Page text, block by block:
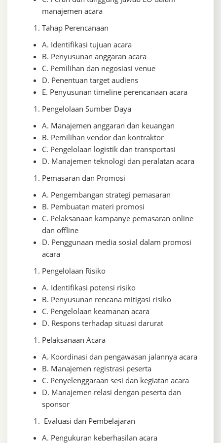
manajemen acara
Tahap Perencanaan
A. Identifikasi tujuan acara
B. Penyusunan anggaran acara
C. Pemilihan dan negosiasi venue
D. Penentuan target audiens
E. Penyusunan timeline perencanaan acara
Pengelolaan Sumber Daya
A. Manajemen anggaran dan keuangan
B. Pemilihan vendor dan kontraktor
C. Pengelolaan logistik dan transportasi
D. Manajemen teknologi dan peralatan acara
Pemasaran dan Promosi
A. Pengembangan strategi pemasaran
B. Pembuatan materi promosi
C. Pelaksanaan kampanye pemasaran online
dan offline
D. Penggunaan media sosial dalam promosi
acara
Pengelolaan Risiko
A. Identifikasi potensi risiko
B. Penyusunan rencana mitigasi risiko
C. Pengelolaan keamanan acara
D. Respons terhadap situasi darurat
Pelaksanaan Acara
A. Koordinasi dan pengawasan jalannya acara
B. Manajemen registrasi peserta
C. Penyelenggaraan sesi dan kegiatan acara
D. Manajemen relasi dengan peserta dan
sponsor
Evaluasi dan Pembelajaran
A. Pengukuran keberhasilan acara